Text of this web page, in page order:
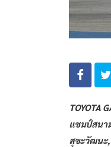
TOYOTA
แชมป์สนา
สุขะวัฒนะ